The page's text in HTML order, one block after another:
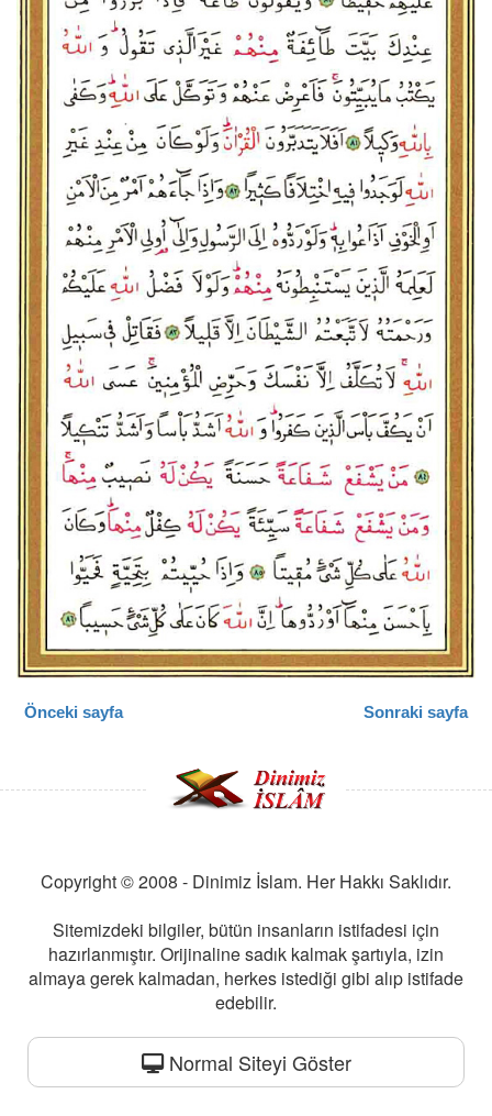
Önceki sayfa Sonraki sayfa
Copyright © 2008 - Dinimiz İslam. Her Hakkı Saklıdır.
Sitemizdeki bilgiler, bütün insanların istifadesi için
hazırlanmıştır. Orijinaline sadık kalmak şartıyla, izin
almaya gerek kalmadan, herkes istediği gibi alıp istifade
edebilir.
Normal Siteyi Göster